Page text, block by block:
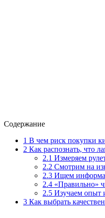
Содержание
1 В чем риск покупки
2 Как распознать, что
2.1 Измеряем
2.2 Смотрим на
2.3 Ищем
2.4 «Правильно»
2.5 Изучаем опыт
3 Как выбрать